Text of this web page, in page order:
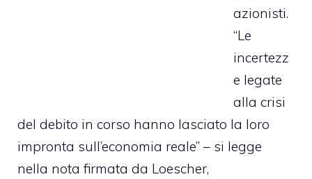
azionisti.
“Le
incertezz
e legate
alla crisi
del debito in corso hanno lasciato la loro
impronta sull’economia reale” – si legge
nella nota firmata da Loescher,